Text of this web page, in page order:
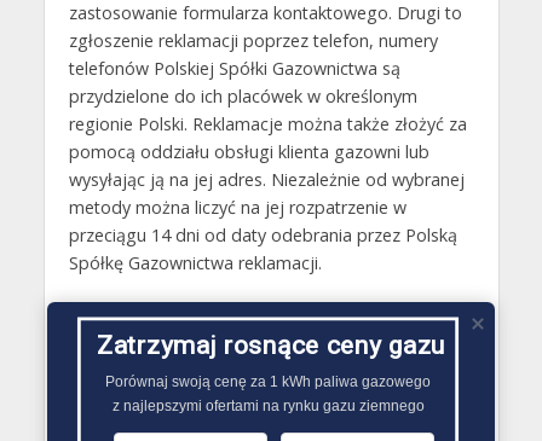
zastosowanie formularza kontaktowego. Drugi to
zgłoszenie reklamacji poprzez telefon, numery
telefonów Polskiej Spółki Gazownictwa są
przydzielone do ich placówek w określonym
regionie Polski. Reklamacje można także złożyć za
pomocą oddziału obsługi klienta gazowni lub
wysyłając ją na jej adres. Niezależnie od wybranej
metody można liczyć na jej rozpatrzenie w
przeciągu 14 dni od daty odebrania przez Polską
Spółkę Gazownictwa reklamacji.
Gazy techniczne Bystrzyca Kłodzka
Butle gazowe Bystrzyca Kłodzka
Gaz płynny Bystrzyca Kłodzka
LPG Bystrzyca Kłodzka
Zatrzymaj rosnące ceny gazu
Porównaj swoją cenę za 1 kWh paliwa gazowego
z najlepszymi ofertami na rynku gazu ziemnego